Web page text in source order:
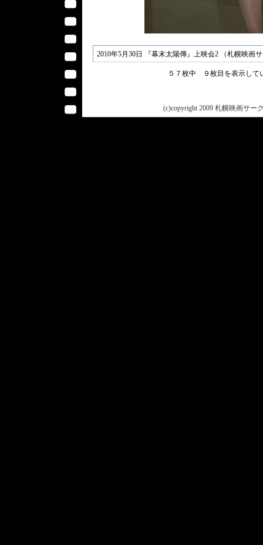
2010年5月30日 『幕末太陽傳』上映会2 （札幌映画
５７枚中 ９枚目を表示し
(c)copyright 2009 札幌映画サー